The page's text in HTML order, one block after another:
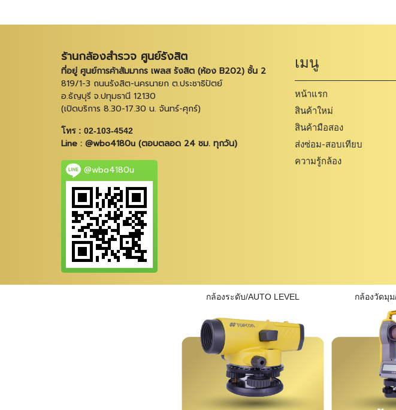
ร้านกล้องสำรวจ ศูนย์รังสิต
ที่อยู่ ศูนย์การค้าสัมมากร เพลส รังสิต (ห้อง B202) ชั้น 2
819/1-3 ถนนรังสิต-นครนายก ต.ประชาธิปัตย์
อ.ธัญบุรี จ.ปทุมธานี 12130
(เปิดบริการ 8.30-17.30 น. จันทร์-ศุกร์)
โทร : 02-103-4542
Line : @wbo4180u (ตอบตลอด 24 ชม. ทุกวัน)
@wbo4180u
เมนู
หน้าแรก
สินค้าใหม่
สินค้ามือสอง
ส่งซ่อม-สอบเทียบ
ความรู้กล้อง
กล้องระดับ/AUTO LEVEL กล้องวัดมุม